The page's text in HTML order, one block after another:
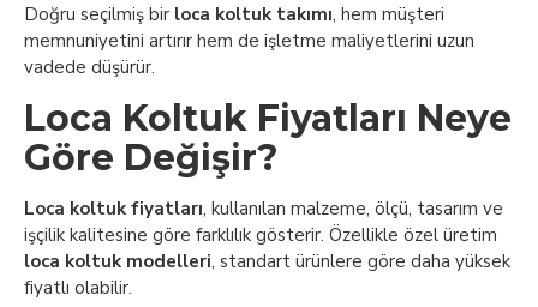
Doğru seçilmiş bir loca koltuk takımı, hem müşteri
memnuniyetini artırır hem de işletme maliyetlerini uzun
vadede düşürür.
Loca Koltuk Fiyatları Neye
Göre Değişir?
Loca koltuk fiyatları, kullanılan malzeme, ölçü, tasarım ve
işçilik kalitesine göre farklılık gösterir. Özellikle özel üretim
loca koltuk modelleri, standart ürünlere göre daha yüksek
fiyatlı olabilir.